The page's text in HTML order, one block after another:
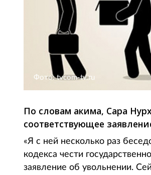
Фото: tvcom-tv.ru
По словам акима, Сара
соответствующее
«Я с ней несколько раз
кодекса чести
заявление об увольнении.